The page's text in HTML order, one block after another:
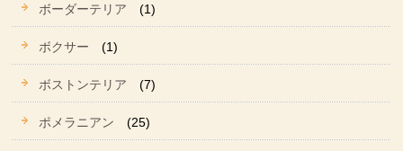
ボーダーテリア (1)
ボクサー (1)
ボストンテリア (7)
ポメラニアン (25)